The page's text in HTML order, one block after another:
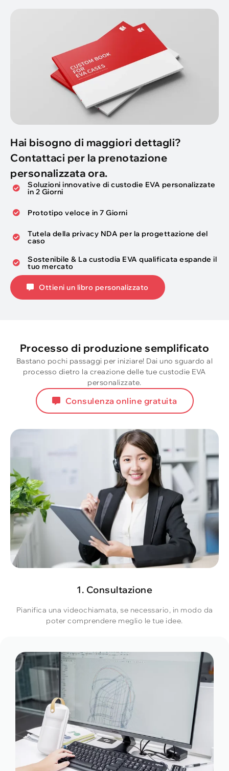
Hai bisogno di maggiori dettagli?
Contattaci per la prenotazione
personalizzata ora.
Soluzioni innovative di custodie EVA personalizzate
in 2 Giorni
Prototipo veloce in 7 Giorni
Tutela della privacy NDA per la progettazione del
caso
Sostenibile & La custodia EVA qualificata espande il
tuo mercato
Ottieni un libro personalizzato
Processo di produzione semplificato
Bastano pochi passaggi per iniziare! Dai uno sguardo al
processo dietro la creazione delle tue custodie EVA
personalizzate.
Consulenza online gratuita
1. Consultazione
Pianifica una videochiamata, se necessario, in modo da
poter comprendere meglio le tue idee.